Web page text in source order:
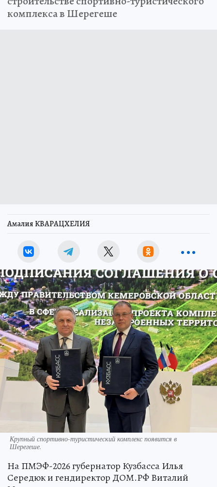
комплекса в Шерегеше
Амалия КВАРАЦХЕЛИЯ
Крупный спортивно-туристический комплекс появится в
Шерегеше.
На ПМЭФ-2026 губернатор Кузбасса Илья
Середюк и гендиректор ДОМ.РФ Виталий